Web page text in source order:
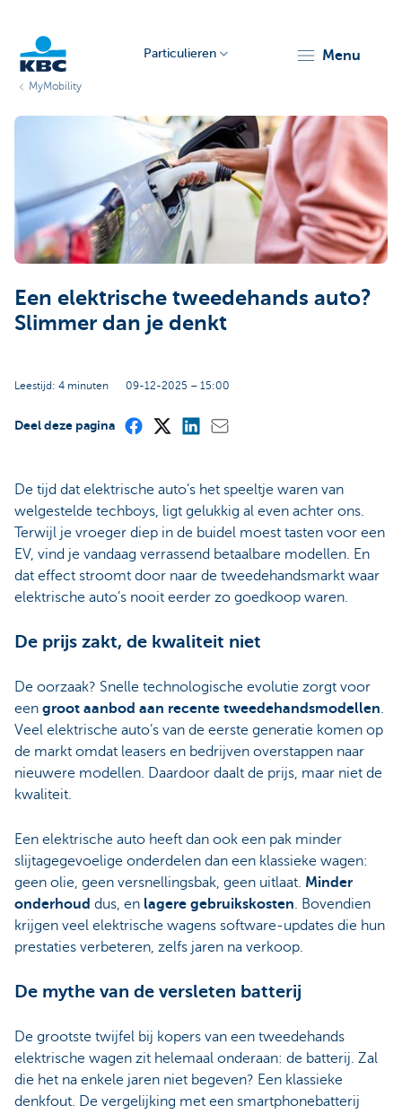
Particulieren
Particulieren menu
MyMobility
Een elektrische tweedehands auto?
Slimmer dan je denkt
Leestijd: 4 minuten 09-12-2025 – 15:00
Deel deze pagina
De tijd dat elektrische auto’s het speeltje waren van
welgestelde techboys, ligt gelukkig al even achter ons.
Terwijl je vroeger diep in de buidel moest tasten voor een
EV, vind je vandaag verrassend betaalbare modellen. En
dat effect stroomt door naar de tweedehandsmarkt waar
elektrische auto’s nooit eerder zo goedkoop waren.
De prijs zakt, de kwaliteit niet
De oorzaak? Snelle technologische evolutie zorgt voor
een groot aanbod aan recente tweedehandsmodellen.
Veel elektrische auto’s van de eerste generatie komen op
de markt omdat leasers en bedrijven overstappen naar
nieuwere modellen. Daardoor daalt de prijs, maar niet de
kwaliteit.
Een elektrische auto heeft dan ook een pak minder
slijtagegevoelige onderdelen dan een klassieke wagen:
geen olie, geen versnellingsbak, geen uitlaat. Minder
onderhoud dus, en lagere gebruikskosten. Bovendien
krijgen veel elektrische wagens software-updates die hun
prestaties verbeteren, zelfs jaren na verkoop.
De mythe van de versleten batterij
De grootste twijfel bij kopers van een tweedehands
elektrische wagen zit helemaal onderaan: de batterij. Zal
die het na enkele jaren niet begeven? Een klassieke
denkfout. De vergelijking met een smartphonebatterij